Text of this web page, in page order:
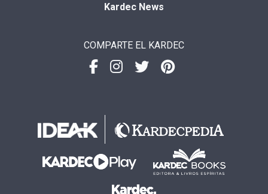
Kardec News
COMPARTE EL KARDEC